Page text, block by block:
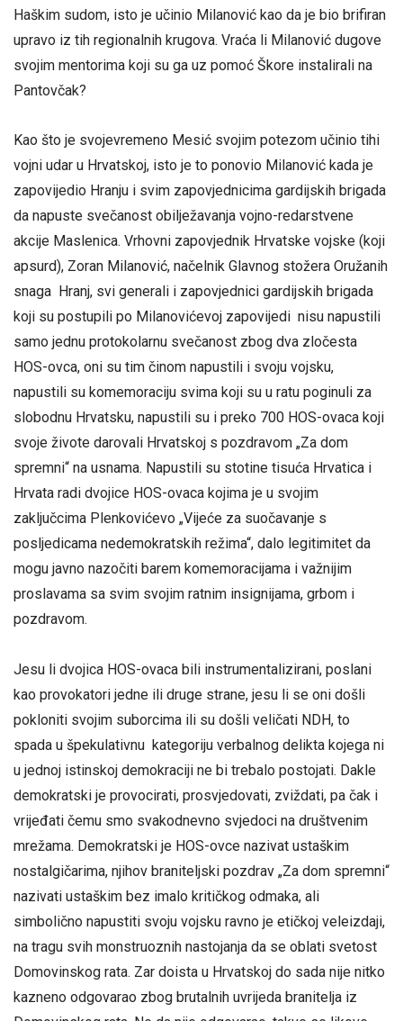
Haškim sudom, isto je učinio Milanović kao da je bio brifiran
upravo iz tih regionalnih krugova. Vraća li Milanović dugove
svojim mentorima koji su ga uz pomoć Škore instalirali na
Pantovčak?
Kao što je svojevremeno Mesić svojim potezom učinio tihi
vojni udar u Hrvatskoj, isto je to ponovio Milanović kada je
zapovijedio Hranju i svim zapovjednicima gardijskih brigada
da napuste svečanost obilježavanja vojno-redarstvene
akcije Maslenica. Vrhovni zapovjednik Hrvatske vojske (koji
apsurd), Zoran Milanović, načelnik Glavnog stožera Oružanih
snaga Hranj, svi generali i zapovjednici gardijskih brigada
koji su postupili po Milanovićevoj zapovijedi nisu napustili
samo jednu protokolarnu svečanost zbog dva zločesta
HOS-ovca, oni su tim činom napustili i svoju vojsku,
napustili su komemoraciju svima koji su u ratu poginuli za
slobodnu Hrvatsku, napustili su i preko 700 HOS-ovaca koji
svoje živote darovali Hrvatskoj s pozdravom „Za dom
spremni“ na usnama. Napustili su stotine tisuća Hrvatica i
Hrvata radi dvojice HOS-ovaca kojima je u svojim
zaključcima Plenkovićevo „Vijeće za suočavanje s
posljedicama nedemokratskih režima“, dalo legitimitet da
mogu javno nazočiti barem komemoracijama i važnijim
proslavama sa svim svojim ratnim insignijama, grbom i
pozdravom.
Jesu li dvojica HOS-ovaca bili instrumentalizirani, poslani
kao provokatori jedne ili druge strane, jesu li se oni došli
pokloniti svojim suborcima ili su došli veličati NDH, to
spada u špekulativnu kategoriju verbalnog delikta kojega ni
u jednoj istinskoj demokraciji ne bi trebalo postojati. Dakle
demokratski je provocirati, prosvjedovati, zviždati, pa čak i
vrijeđati čemu smo svakodnevno svjedoci na društvenim
mrežama. Demokratski je HOS-ovce nazivat ustaškim
nostalgičarima, njihov braniteljski pozdrav „Za dom spremni“
nazivati ustaškim bez imalo kritičkog odmaka, ali
simbolično napustiti svoju vojsku ravno je etičkoj veleizdaji,
na tragu svih monstruoznih nastojanja da se oblati svetost
Domovinskog rata. Zar doista u Hrvatskoj do sada nije nitko
kazneno odgovarao zbog brutalnih uvrijeda branitelja iz